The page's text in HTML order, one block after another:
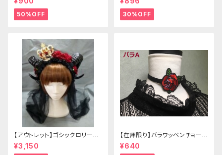
50%OFF 30%OFF
【アウトレット】ゴシックロリータ
ゴールドクラウン＆ホーン(ヴェ
ール付き)
¥3,150
【在庫限り】バラワッペンチョーカ
ー
¥640